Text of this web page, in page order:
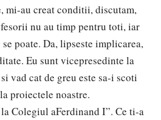
mi-au creat conditii, discutam,
nu au timp pentru toti, iar
poate. Da, lipseste implicarea,
Eu sunt vicepresedinte la
vad cat de greu este sa-i scoti
proiectele noastre.
Colegiul aFerdinand I”. Ce ti-a